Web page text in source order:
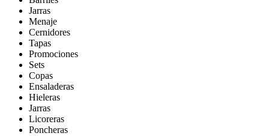
Jarras
Menaje
Cernidores
Tapas
Promociones
Sets
Copas
Ensaladeras
Hieleras
Jarras
Licoreras
Poncheras